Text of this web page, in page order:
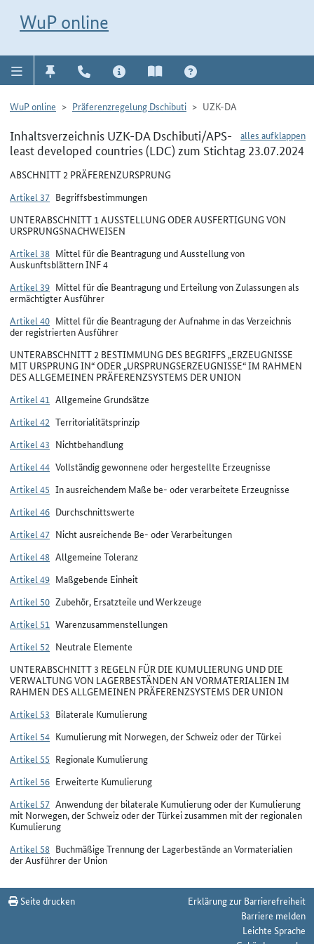
WuP online
WuP online Präferenzregelung Dschibuti UZK-DA
alles aufklappen
Inhaltsverzeichnis UZK-DA Dschibuti/APS-
least developed countries (LDC) zum Stichtag 23.07.2024
ABSCHNITT 2 PRÄFERENZURSPRUNG
Artikel 37 Begriffsbestimmungen
UNTERABSCHNITT 1 AUSSTELLUNG ODER AUSFERTIGUNG VON
URSPRUNGSNACHWEISEN
Artikel 38 Mittel für die Beantragung und Ausstellung von
Auskunftsblättern INF 4
Artikel 39 Mittel für die Beantragung und Erteilung von Zulassungen als
ermächtigter Ausführer
Artikel 40 Mittel für die Beantragung der Aufnahme in das Verzeichnis
der registrierten Ausführer
UNTERABSCHNITT 2 BESTIMMUNG DES BEGRIFFS „ERZEUGNISSE
MIT URSPRUNG IN“ ODER „URSPRUNGSERZEUGNISSE“ IM RAHMEN
DES ALLGEMEINEN PRÄFERENZSYSTEMS DER UNION
Artikel 41 Allgemeine Grundsätze
Artikel 42 Territorialitätsprinzip
Artikel 43 Nichtbehandlung
Artikel 44 Vollständig gewonnene oder hergestellte Erzeugnisse
Artikel 45 In ausreichendem Maße be- oder verarbeitete Erzeugnisse
Artikel 46 Durchschnittswerte
Artikel 47 Nicht ausreichende Be- oder Verarbeitungen
Artikel 48 Allgemeine Toleranz
Artikel 49 Maßgebende Einheit
Artikel 50 Zubehör, Ersatzteile und Werkzeuge
Artikel 51 Warenzusammenstellungen
Artikel 52 Neutrale Elemente
UNTERABSCHNITT 3 REGELN FÜR DIE KUMULIERUNG UND DIE
VERWALTUNG VON LAGERBESTÄNDEN AN VORMATERIALIEN IM
RAHMEN DES ALLGEMEINEN PRÄFERENZSYSTEMS DER UNION
Artikel 53 Bilaterale Kumulierung
Artikel 54 Kumulierung mit Norwegen, der Schweiz oder der Türkei
Artikel 55 Regionale Kumulierung
Artikel 56 Erweiterte Kumulierung
Artikel 57 Anwendung der bilaterale Kumulierung oder der Kumulierung
mit Norwegen, der Schweiz oder der Türkei zusammen mit der regionalen
Kumulierung
Artikel 58 Buchmäßige Trennung der Lagerbestände an Vormaterialien
der Ausführer der Union
Seite drucken
Erklärung zur Barrierefreiheit
Barriere melden
Leichte Sprache